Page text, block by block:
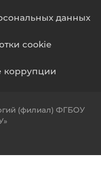
данных
cookie
коррупции
(филиал) ФГБОУ